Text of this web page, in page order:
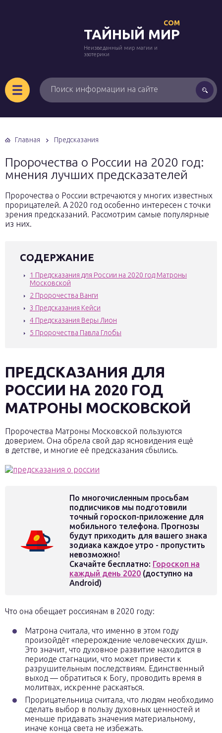
ТАЙНЫЙ МИР
COM
Неизведанный мир магии и
эзотерики
Главная Предсказания
Пророчества о России на 2020 год:
мнения лучших предсказателей
Пророчества о России встречаются у многих известных
прорицателей. А 2020 год особенно интересен с точки
зрения предсказаний. Рассмотрим самые популярные
из них.
СОДЕРЖАНИЕ
1 Предсказания для России на 2020 год Матроны
Московской
2 Пророчества Ванги
3 Предсказания Кейси
4 Предсказания Веры Лион
5 Пророчества Павла Глобы
ПРЕДСКАЗАНИЯ ДЛЯ
РОССИИ НА 2020 ГОД
МАТРОНЫ МОСКОВСКОЙ
Пророчества Матроны Московской пользуются
доверием. Она обрела свой дар ясновидения ещё
в детстве, и многие её предсказания сбылись.
По многочисленным просьбам
подписчиков мы подготовили
точный гороскоп-приложение для
мобильного телефона. Прогнозы
будут приходить для вашего знака
зодиака каждое утро - пропустить
невозможно!
Скачайте бесплатно: Гороскоп на
каждый день 2020 (доступно на
Android)
Что она обещает россиянам в 2020 году:
Матрона считала, что именно в этом году
произойдёт «перерождение человеческих душ».
Это значит, что духовное развитие находится в
периоде стагнации, что может привести к
разрушительным последствиям. Единственный
выход — обратиться к Богу, проводить время в
молитвах, искренне раскаяться.
Прорицательница считала, что людям необходимо
сделать выбор в пользу духовных ценностей и
меньше придавать значения материальному,
иначе конца света не избежать.